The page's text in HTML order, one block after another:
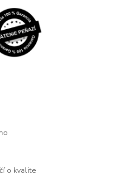
o kvalite